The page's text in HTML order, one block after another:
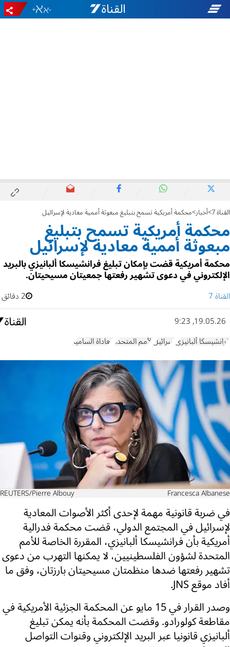
-
+
القناة 7 أخبار محكمة أمريكية تسمح بتبليغ مبعوثة أممية معادية لإسرائيل
محكمة أمريكية تسمح بتبليغ
مبعوثة أممية معادية لإسرائيل
محكمة أمريكية قضت بإمكان تبليغ فرانشيسكا ألبانيزي بالبريد
الإلكتروني في دعوى تشهير رفعتها جمعيتان مسيحيتان.
القناة 7
2 دقائق
19.05.26, 9:23
فرانشيسكا ألبانيزي إسرائيلالأمم المتحدة معاداة السامية
Francesca Albanese
REUTERS/Pierre Albouy
في ضربة قانونية مهمة لإحدى أكثر الأصوات المعادية
لإسرائيل في المجتمع الدولي، قضت محكمة فدرالية
أمريكية بأن فرانشيسكا ألبانيزي، المقررة الخاصة للأمم
المتحدة لشؤون الفلسطينيين، لا يمكنها التهرب من دعوى
تشهير رفعتها ضدها منظمتان مسيحيتان بارزتان، وفق ما
أفاد موقع JNS.
وصدر القرار في 15 مايو عن المحكمة الجزئية الأمريكية في
مقاطعة كولورادو. وقضت المحكمة بأنه يمكن تبليغ
ألبانيزي قانونيا عبر البريد الإلكتروني وقنوات التواصل